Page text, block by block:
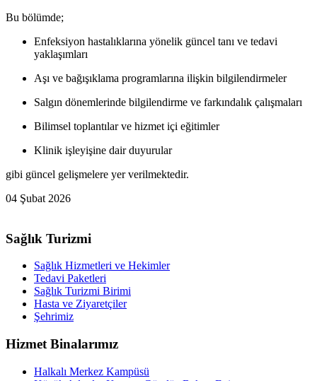
Bu bölümde;
Enfeksiyon hastalıklarına yönelik güncel tanı ve tedavi
yaklaşımları
Aşı ve bağışıklama programlarına ilişkin bilgilendirmeler
Salgın dönemlerinde bilgilendirme ve farkındalık çalışmaları
Bilimsel toplantılar ve hizmet içi eğitimler
Klinik işleyişine dair duyurular
gibi güncel gelişmelere yer verilmektedir.
04 Şubat 2026
Sağlık Turizmi
Sağlık Hizmetleri ve Hekimler
Tedavi Paketleri
Sağlık Turizmi Birimi
Hasta ve Ziyaretçiler
Şehrimiz
Hizmet Binalarımız
Halkalı Merkez Kampüsü